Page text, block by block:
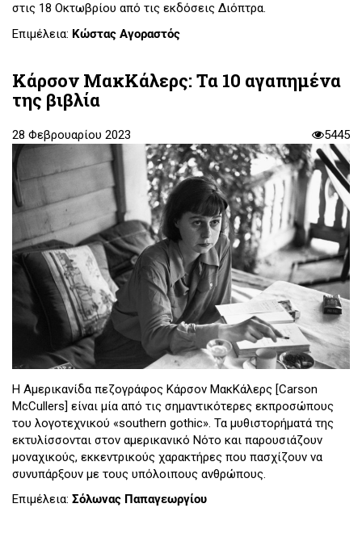
στις 18 Οκτωβρίου από τις εκδόσεις Διόπτρα.
Επιμέλεια: Κώστας Αγοραστός
Κάρσον ΜακΚάλερς: Τα 10 αγαπημένα
της βιβλία
28 Φεβρουαρίου 2023 5445
Η Αμερικανίδα πεζογράφος Κάρσον ΜακΚάλερς [Carson
McCullers] είναι μία από τις σημαντικότερες εκπροσώπους
του λογοτεχνικού «southern gothic». Τα μυθιστορήματά της
εκτυλίσσονται στον αμερικανικό Νότο και παρουσιάζουν
μοναχικούς, εκκεντρικούς χαρακτήρες που πασχίζουν να
συνυπάρξουν με τους υπόλοιπους ανθρώπους.
Επιμέλεια: Σόλωνας Παπαγεωργίου